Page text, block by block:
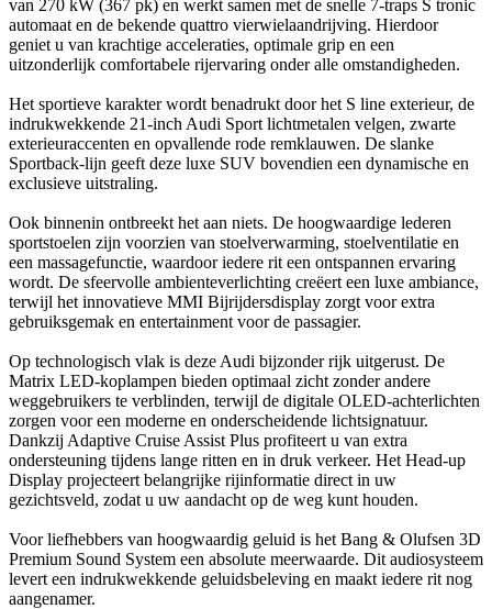
van 270 kW (367 pk) en werkt samen met de snelle 7-traps S tronic
automaat en de bekende quattro vierwielaandrijving. Hierdoor
geniet u van krachtige acceleraties, optimale grip en een
uitzonderlijk comfortabele rijervaring onder alle omstandigheden.
Het sportieve karakter wordt benadrukt door het S line exterieur, de
indrukwekkende 21-inch Audi Sport lichtmetalen velgen, zwarte
exterieuraccenten en opvallende rode remklauwen. De slanke
Sportback-lijn geeft deze luxe SUV bovendien een dynamische en
exclusieve uitstraling.
Ook binnenin ontbreekt het aan niets. De hoogwaardige lederen
sportstoelen zijn voorzien van stoelverwarming, stoelventilatie en
een massagefunctie, waardoor iedere rit een ontspannen ervaring
wordt. De sfeervolle ambienteverlichting creëert een luxe ambiance,
terwijl het innovatieve MMI Bijrijdersdisplay zorgt voor extra
gebruiksgemak en entertainment voor de passagier.
Op technologisch vlak is deze Audi bijzonder rijk uitgerust. De
Matrix LED-koplampen bieden optimaal zicht zonder andere
weggebruikers te verblinden, terwijl de digitale OLED-achterlichten
zorgen voor een moderne en onderscheidende lichtsignatuur.
Dankzij Adaptive Cruise Assist Plus profiteert u van extra
ondersteuning tijdens lange ritten en in druk verkeer. Het Head-up
Display projecteert belangrijke rijinformatie direct in uw
gezichtsveld, zodat u uw aandacht op de weg kunt houden.
Voor liefhebbers van hoogwaardig geluid is het Bang & Olufsen 3D
Premium Sound System een absolute meerwaarde. Dit audiosysteem
levert een indrukwekkende geluidsbeleving en maakt iedere rit nog
aangenamer.